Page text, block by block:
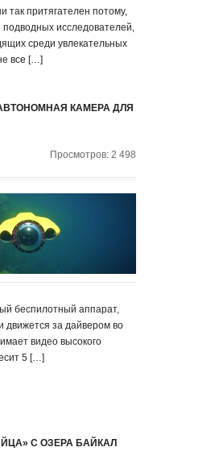
так притягателен потому,
исследователей,
среди увлекательных
все […]
КАМЕРА ДЛЯ
Просмотров: 2 498
беспилотный аппарат,
движется за дайвером во
видео высокого
5 […]
С ОЗЕРА БАЙКАЛ